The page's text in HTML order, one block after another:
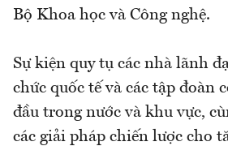
Bộ Khoa học và Công nghệ.
Sự kiện quy tụ các nhà lãnh
chức quốc tế và các tập đoàn
đầu trong nước và khu vực,
các giải pháp chiến lược cho